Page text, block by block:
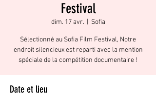
Festival
dim. 17 avr.
  |
Sofia
Sélectionné au Sofia Film Festival, Notre
endroit silencieux est reparti avec la mention
spéciale de la compétition documentaire !
Date et lieu